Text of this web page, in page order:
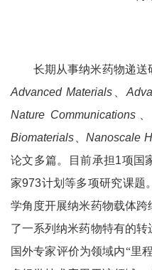
长期从事纳米药物递送
Advanced Materials、
Nature Communications
Biomaterials 、Nanoscale
论文多篇。目前承担1项国
家973计划等多项研究课题
学角度开展纳米药物载体
了一系列纳米药物特有的
国外专家评价为领域内“里